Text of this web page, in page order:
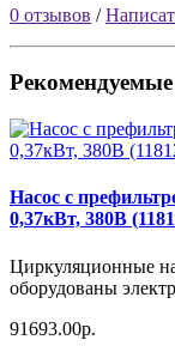
0 отзывов /
Насос с
0,37кВт, 380В
Циркуляционные
оборудованы
91693.00р.